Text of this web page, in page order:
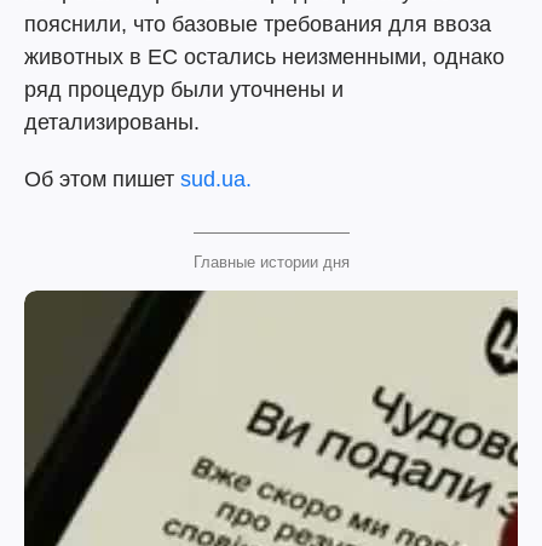
пояснили, что базовые требования для ввоза
животных в ЕС остались неизменными, однако
ряд процедур были уточнены и
детализированы.
Об этом пишет sud.ua.
Главные истории дня